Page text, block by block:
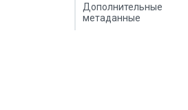
Дополнительные
метаданные